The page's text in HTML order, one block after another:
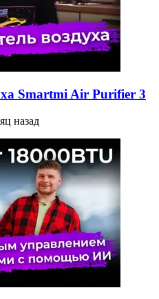
Smartmi Air Purifier 3
назад